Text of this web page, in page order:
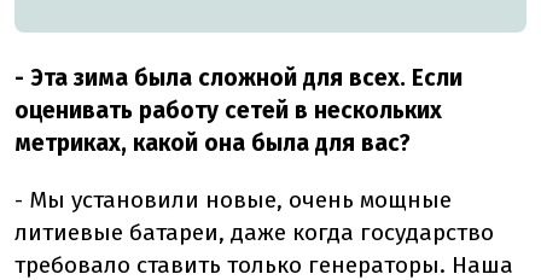
- Эта зима была сложной для всех. Если
оценивать работу сетей в нескольких
метриках, какой она была для вас?
- Мы установили новые, очень мощные
литиевые батареи, даже когда государство
требовало ставить только генераторы. Наша